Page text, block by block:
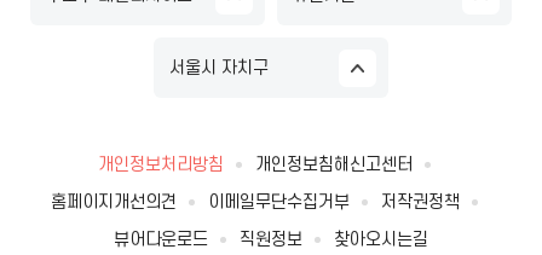
서울시 자치구
개인정보처리방침
개인정보침해신고센터
홈페이지개선의견
이메일무단수집거부
저작권정책
뷰어다운로드
직원정보 찾아오시는길